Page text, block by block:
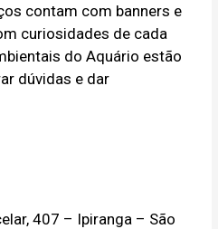
contam com banners e
curiosidades de cada
do Aquário estão
dúvidas e dar
407 – Ipiranga – São